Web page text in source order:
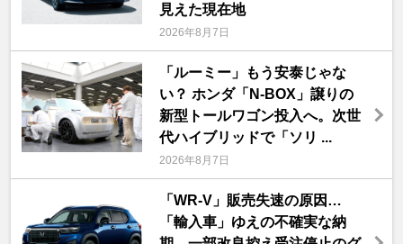
見えた現在地
2026年8月7日
「ルーミー」もう安泰じゃな
い？ ホンダ「N-BOX」譲りの
新型トールワゴン投入へ。次世
代ハイブリッドで「ソリ ...
2026年8月7日
「WR-V」販売失速の原因…
「輸入車」ゆえの不確実な納